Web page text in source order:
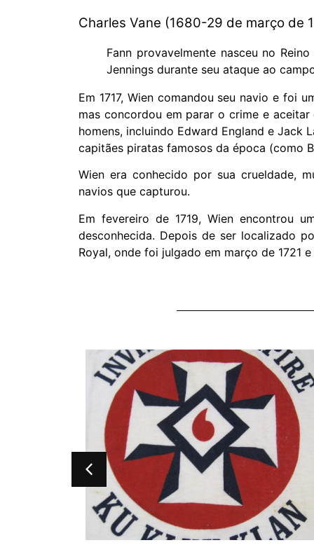
Charles Vane (1680-29 de março de
Fann provavelmente nasceu no
Jennings durante seu ataque ao
Em 1717, Wien comandou seu navio e foi
mas concordou em parar o crime e
homens, incluindo Edward England e Jack
capitães piratas famosos da época (como
Wien era conhecido por sua crueldade,
navios que capturou.
Em fevereiro de 1719, Wien encontrou
desconhecida. Depois de ser localizado
Royal, onde foi julgado em março de 1721